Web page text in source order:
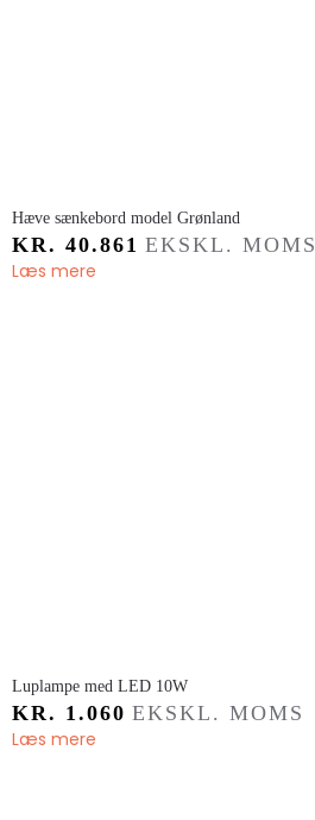
Hæve sænkebord model Grønland
KR. 40.861 EKSKL. MOMS
Læs mere
​Luplampe med LED 10W
KR. 1.060 EKSKL. MOMS
Læs mere